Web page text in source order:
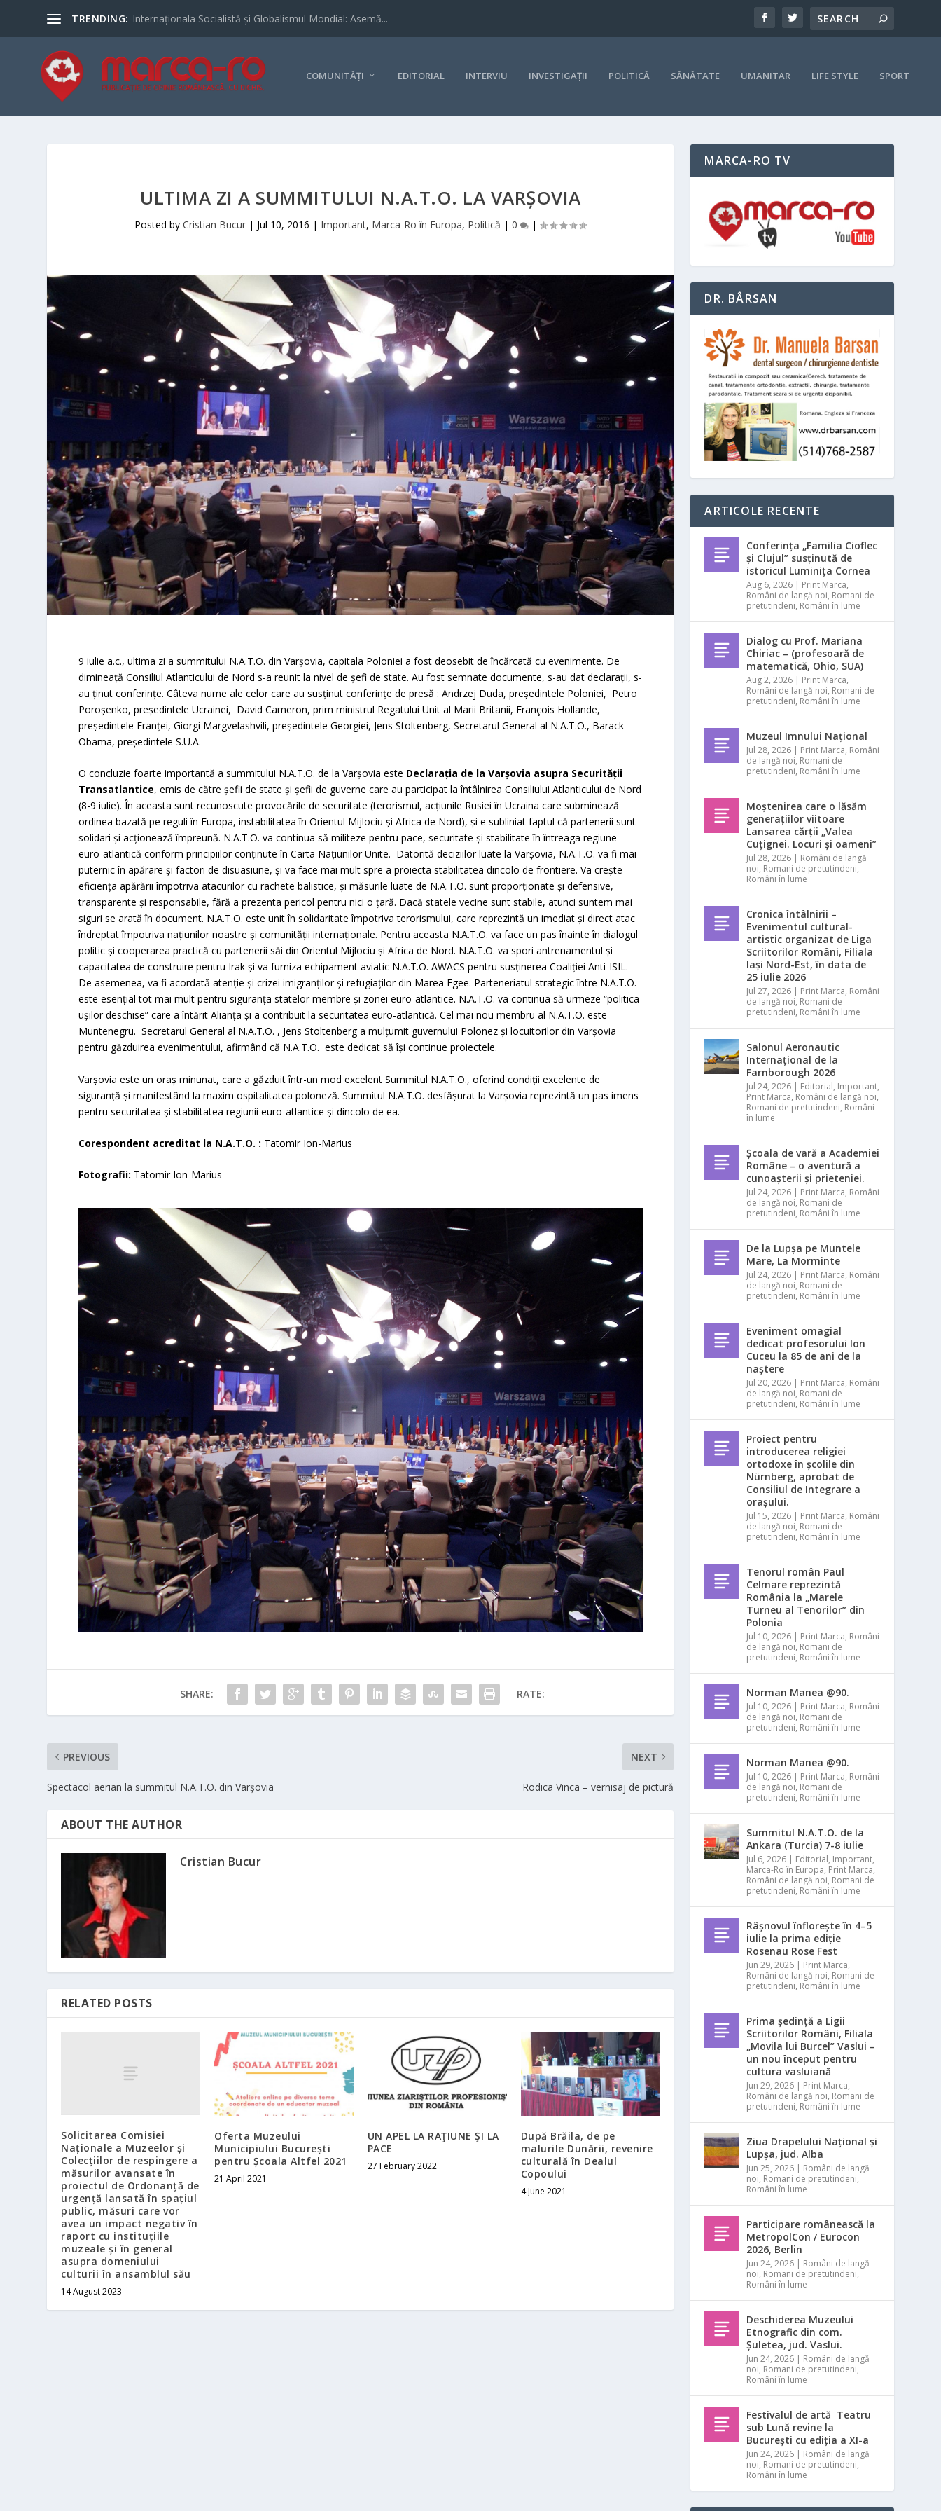
TRENDING: Internaționala Socialistă și Globalismul Mondial: Asemă...
COMUNITĂȚI EDITORIAL INTERVIU INVESTIGAȚII POLITICĂ SĂNĂTATE UMANITAR LIFE STYLE SPORT
ULTIMA ZI A SUMMITULUI N.A.T.O. LA VARȘOVIA
Posted byCristian Bucur | Jul 10, 2016 | Important, Marca-Ro în Europa, Politică |0 |
9 iulie a.c., ultima zi a summitului N.A.T.O. din Varșovia, capitala Poloniei a fost deosebit de încărcată cu evenimente. De
dimineață Consiliul Atlanticului de Nord s-a reunit la nivel de șefi de state. Au fost semnate documente, s-au dat declarații, s-
au ținut conferințe. Câteva nume ale celor care au susținut conferințe de presă : Andrzej Duda, președintele Poloniei, Petro
Poroșenko, președintele Ucrainei, David Cameron, prim ministrul Regatului Unit al Marii Britanii, François Hollande,
președintele Franței, Giorgi Margvelashvili, președintele Georgiei, Jens Stoltenberg, Secretarul General al N.A.T.O., Barack
Obama, președintele S.U.A.
O concluzie foarte importantă a summitului N.A.T.O. de la Varșovia este Declarația de la Varșovia asupra Securității
Transatlantice, emis de către șefii de state și șefii de guverne care au participat la întâlnirea Consiliului Atlanticului de Nord
(8-9 iulie). În aceasta sunt recunoscute provocările de securitate (terorismul, acțiunile Rusiei în Ucraina care subminează
ordinea bazată pe reguli în Europa, instabilitatea în Orientul Mijlociu și Africa de Nord), și e subliniat faptul că partenerii sunt
solidari și acționează împreună. N.A.T.O. va continua să militeze pentru pace, securitate și stabilitate în întreaga regiune
euro-atlantică conform principiilor conținute în Carta Națiunilor Unite. Datorită deciziilor luate la Varșovia, N.A.T.O. va fi mai
puternic în apărare și factori de disuasiune, și va face mai mult spre a proiecta stabilitatea dincolo de frontiere. Va crește
eficiența apărării împotriva atacurilor cu rachete balistice, și măsurile luate de N.A.T.O. sunt proporționate și defensive,
transparente și responsabile, fără a prezenta pericol pentru nici o țară. Dacă statele vecine sunt stabile, atunci suntem mai
siguri se arată în document. N.A.T.O. este unit în solidaritate împotriva terorismului, care reprezintă un imediat și direct atac
îndreptat împotriva națiunilor noastre și comunității internaționale. Pentru aceasta N.A.T.O. va face un pas înainte în dialogul
politic și cooperarea practică cu partenerii săi din Orientul Mijlociu și Africa de Nord. N.A.T.O. va spori antrenamentul și
capacitatea de construire pentru Irak și va furniza echipament aviatic N.A.T.O. AWACS pentru susținerea Coaliției Anti-ISIL.
De asemenea, va fi acordată atenție și crizei imigranților și refugiaților din Marea Egee. Parteneriatul strategic între N.A.T.O.
este esențial tot mai mult pentru siguranța statelor membre și zonei euro-atlantice. N.A.T.O. va continua să urmeze “politica
ușilor deschise” care a întărit Alianța și a contribuit la securitatea euro-atlantică. Cel mai nou membru al N.A.T.O. este
Muntenegru. Secretarul General al N.A.T.O. , Jens Stoltenberg a mulțumit guvernului Polonez și locuitorilor din Varșovia
pentru găzduirea evenimentului, afirmând că N.A.T.O. este dedicat să își continue proiectele.
Varșovia este un oraș minunat, care a găzduit într-un mod excelent Summitul N.A.T.O., oferind condiții excelente de
siguranță și manifestând la maxim ospitalitatea poloneză. Summitul N.A.T.O. desfășurat la Varșovia reprezintă un pas imens
pentru securitatea și stabilitatea regiunii euro-atlantice și dincolo de ea.
Corespondent acreditat la N.A.T.O. : Tatomir Ion-Marius
Fotografii: Tatomir Ion-Marius
SHARE: RATE:
PREVIOUS
Spectacol aerian la summitul N.A.T.O. din Varșovia
NEXT
Rodica Vinca – vernisaj de pictură
ABOUT THE AUTHOR
Cristian Bucur
RELATED POSTS
Solicitarea Comisiei
Naționale a Muzeelor și
Colecțiilor de respingere a
măsurilor avansate în
proiectul de Ordonanță de
urgență lansată în spațiul
public, măsuri care vor
avea un impact negativ în
raport cu instituțiile
muzeale și în general
asupra domeniului
culturii în ansamblul său
14 August 2023
Oferta Muzeului
Municipiului București
pentru Școala Altfel 2021
21 April 2021
UN APEL LA RAŢIUNE ŞI LA
PACE
27 February 2022
După Brăila, de pe
malurile Dunării, revenire
culturală în Dealul
Copoului
4 June 2021
MARCA-RO TV
DR. BÂRSAN
ARTICOLE RECENTE
Conferința „Familia Cioflec
și Clujul” susținută de
istoricul Luminița Cornea
Aug 6, 2026 | Print Marca,
Români de langă noi, Romani de
pretutindeni, Români în lume
Dialog cu Prof. Mariana
Chiriac – (profesoară de
matematică, Ohio, SUA)
Aug 2, 2026 | Print Marca,
Români de langă noi, Romani de
pretutindeni, Români în lume
Muzeul Imnului Național
Jul 28, 2026 | Print Marca, Români
de langă noi, Romani de
pretutindeni, Români în lume
Moștenirea care o lăsăm
generațiilor viitoare
Lansarea cărții „Valea
Cuțignei. Locuri și oameni”
Jul 28, 2026 | Români de langă
noi, Romani de pretutindeni,
Români în lume
Cronica întâlnirii –
Evenimentul cultural-
artistic organizat de Liga
Scriitorilor Români, Filiala
Iași Nord-Est, în data de
25 iulie 2026
Jul 27, 2026 | Print Marca, Români
de langă noi, Romani de
pretutindeni, Români în lume
Salonul Aeronautic
Internațional de la
Farnborough 2026
Jul 24, 2026 | Editorial, Important,
Print Marca, Români de langă noi,
Romani de pretutindeni, Români
în lume
Școala de vară a Academiei
Române – o aventură a
cunoașterii și prieteniei.
Jul 24, 2026 | Print Marca, Români
de langă noi, Romani de
pretutindeni, Români în lume
De la Lupșa pe Muntele
Mare, La Morminte
Jul 24, 2026 | Print Marca, Români
de langă noi, Romani de
pretutindeni, Români în lume
Eveniment omagial
dedicat profesorului Ion
Cuceu la 85 de ani de la
naștere
Jul 20, 2026 | Print Marca, Români
de langă noi, Romani de
pretutindeni, Români în lume
Proiect pentru
introducerea religiei
ortodoxe în școlile din
Nürnberg, aprobat de
Consiliul de Integrare a
orașului.
Jul 15, 2026 | Print Marca, Români
de langă noi, Romani de
pretutindeni, Români în lume
Tenorul român Paul
Celmare reprezintă
România la „Marele
Turneu al Tenorilor” din
Polonia
Jul 10, 2026 | Print Marca, Români
de langă noi, Romani de
pretutindeni, Români în lume
Norman Manea @90.
Jul 10, 2026 | Print Marca, Români
de langă noi, Romani de
pretutindeni, Români în lume
Norman Manea @90.
Jul 10, 2026 | Print Marca, Români
de langă noi, Romani de
pretutindeni, Români în lume
Summitul N.A.T.O. de la
Ankara (Turcia) 7-8 iulie
Jul 6, 2026 | Editorial, Important,
Marca-Ro în Europa, Print Marca,
Români de langă noi, Romani de
pretutindeni, Români în lume
Râșnovul înflorește în 4–5
iulie la prima ediție
Rosenau Rose Fest
Jun 29, 2026 | Print Marca,
Români de langă noi, Romani de
pretutindeni, Români în lume
Prima ședință a Ligii
Scriitorilor Români, Filiala
„Movila lui Burcel” Vaslui –
un nou început pentru
cultura vasluiană
Jun 29, 2026 | Print Marca,
Români de langă noi, Romani de
pretutindeni, Români în lume
Ziua Drapelului Național și
Lupșa, jud. Alba
Jun 25, 2026 | Români de langă
noi, Romani de pretutindeni,
Români în lume
Participare românească la
MetropolCon / Eurocon
2026, Berlin
Jun 24, 2026 | Români de langă
noi, Romani de pretutindeni,
Români în lume
Deschiderea Muzeului
Etnografic din com.
Șuletea, jud. Vaslui.
Jun 24, 2026 | Români de langă
noi, Romani de pretutindeni,
Români în lume
Festivalul de artă Teatru
sub Lună revine la
București cu ediția a XI-a
Jun 24, 2026 | Români de langă
noi, Romani de pretutindeni,
Români în lume